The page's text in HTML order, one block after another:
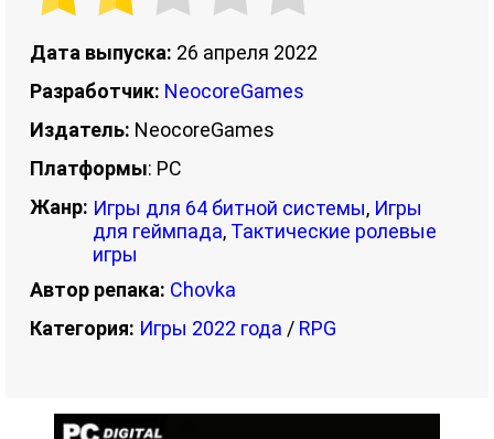
Дата выпуска: 26 апреля 2022
Разработчик: NeocoreGames
Издатель: NeocoreGames
Платформы: PC
Жанр: Игры для 64 битной системы, Игры
для геймпада, Тактические ролевые
игры
Автор репака: Chovka
Категория: Игры 2022 года / RPG